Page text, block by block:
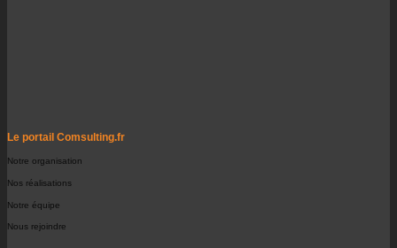
Le portail Comsulting.fr
Notre organisation
Nos réalisations
Notre équipe
Nous rejoindre